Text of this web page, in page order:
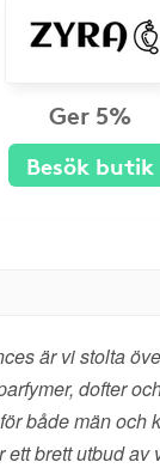
Ger 5%
Besök butik
är vi stolta
dofter
både män och
ett brett utbud av